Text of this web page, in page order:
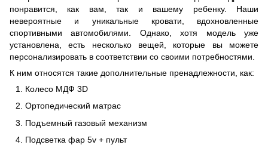
понравится, как вам, так и вашему ребенку. Наши
невероятные и уникальные кровати, вдохновленные
спортивными автомобилями. Однако, хотя модель уже
установлена, есть несколько вещей, которые вы можете
персонализировать в соответствии со своими потребностями.
К ним относятся такие дополнительные пренадлежности, как:
Колесо МДФ 3D
Ортопедический матрас
Подъемный газовый механизм
Подсветка фар 5v + пульт